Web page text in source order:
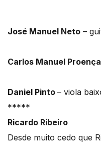
José Manuel Neto –
Carlos Manuel Proença
Daniel Pinto – viola
*****
Ricardo Ribeiro
Desde muito cedo que